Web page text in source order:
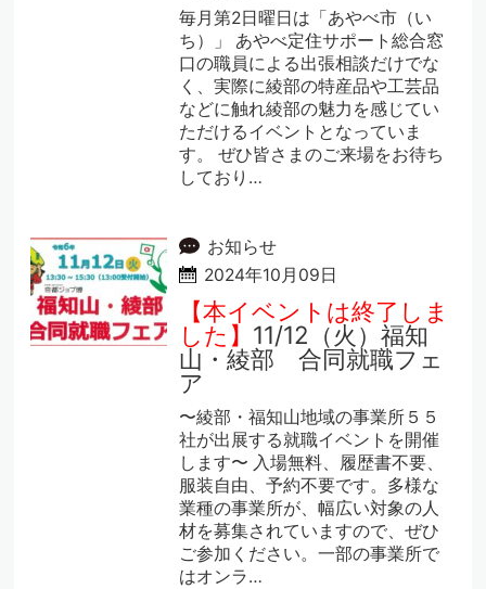
毎月第2日曜日は「あやべ市（い
ち）」 あやべ定住サポート総合窓
口の職員による出張相談だけでな
く、実際に綾部の特産品や工芸品
などに触れ綾部の魅力を感じてい
ただけるイベントとなっていま
す。 ぜひ皆さまのご来場をお待ち
しており…
お知らせ
2024年10月09日
【本イベントは終了しま
した】 11/12（火）福知
山・綾部 合同就職フェ
ア
〜綾部・福知山地域の事業所５５
社が出展する就職イベントを開催
します〜 入場無料、履歴書不要、
服装自由、予約不要です。多様な
業種の事業所が、幅広い対象の人
材を募集されていますので、ぜひ
ご参加ください。一部の事業所で
はオンラ…